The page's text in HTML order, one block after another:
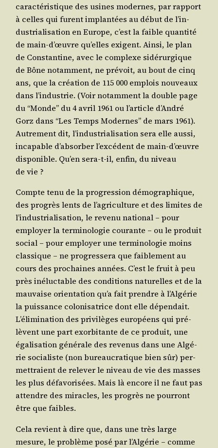
carac­té­ris­tique des usines modernes, par rap­port
à celles qui furent implan­tées au début de l’in­
dus­tria­li­sa­tion en Europe, c’est la faible quan­ti­té
de main-d’œuvre qu’elles exigent. Ain­si, le plan
de Constan­tine, avec le com­plexe sidé­rur­gique
de Bône notam­ment, ne pré­voit, au bout de cinq
ans, que la créa­tion de 115 000 emplois nou­veaux
dans l’in­dus­trie. (Voir notam­ment la double page
du “Monde” du 4 avril 1961 ou l’ar­ticle d’An­dré
Gorz dans “Les Temps Modernes” de mars 1961).
Autre­ment dit, l’in­dus­tria­li­sa­tion sera elle aus­si,
inca­pable d’ab­sor­ber l’ex­cé­dent de main-d’œuvre
dis­po­nible. Qu’en sera-t-il, enfin, du niveau
de vie ?
Compte tenu de la pro­gres­sion démo­gra­phique,
des pro­grès lents de l’a­gri­cul­ture et des limites de
l’in­dus­tria­li­sa­tion, le reve­nu natio­nal – pour
employer la ter­mi­no­lo­gie cou­rante – ou le pro­duit
social – pour employer une ter­mi­no­lo­gie moins
clas­sique – ne pro­gres­se­ra que fai­ble­ment au
cours des pro­chaines années. C’est le fruit à peu
près iné­luc­table des condi­tions natu­relles et de la
mau­vaise orien­ta­tion qu’a fait prendre à l’Al­gé­rie
la puis­sance colo­ni­sa­trice dont elle dépen­dait.
L’é­li­mi­na­tion des pri­vi­lèges euro­péens qui pré­
lèvent une part exor­bi­tante de ce pro­duit, une
éga­li­sa­tion géné­rale des reve­nus dans une Algé­
rie socia­liste (non bureau­cra­tique bien sûr) per­
met­traient de rele­ver le niveau de vie des masses
les plus défa­vo­ri­sées. Mais là encore il ne faut pas
attendre des miracles, les pro­grès ne pour­ront
être que faibles.
Cela revient à dire que, dans une très large
mesure, le pro­blème posé par l’Al­gé­rie – comme